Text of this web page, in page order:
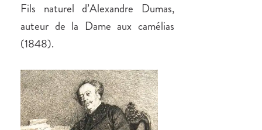
Fils naturel d’Alexandre Dumas,
auteur de la Dame aux camélias
(1848).